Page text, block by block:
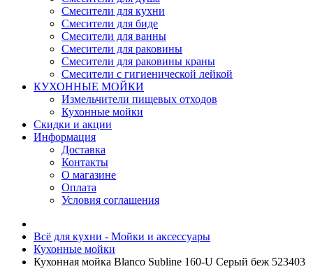
Смесители для кухни
Смесители для биде
Смесители для ванны
Смесители для раковины
Смесители для раковины краны
Смесители с гигиенической лейкой
КУХОННЫЕ МОЙКИ
Измельчители пищевых отходов
Кухонные мойки
Скидки и акции
Информация
Доставка
Контакты
О магазине
Оплата
Условия соглашения
Всё для кухни - Мойки и аксессуары
Кухонные мойки
Кухонная мойка Blanco Subline 160-U Серый беж 523403